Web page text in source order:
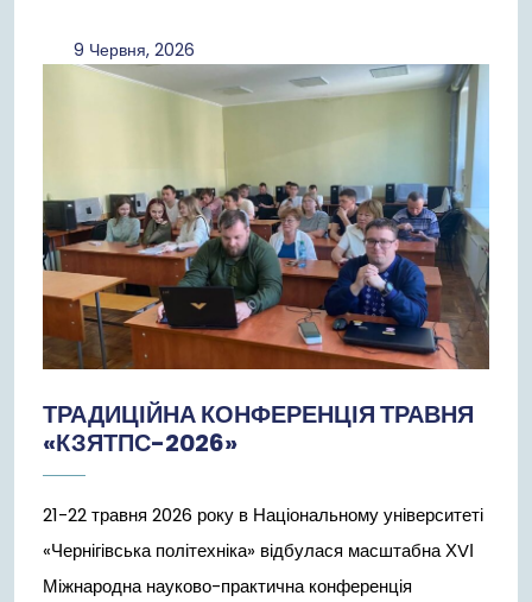
9 Червня, 20269
Червня,
2026
ТРАДИЦІЙНА КОНФЕРЕНЦІЯ ТРАВНЯ
«КЗЯТПС-2026»
21-22 травня 2026 року в Національному університеті
«Чернігівська політехніка» відбулася масштабна ХVІ
Міжнародна науково-практична конференція